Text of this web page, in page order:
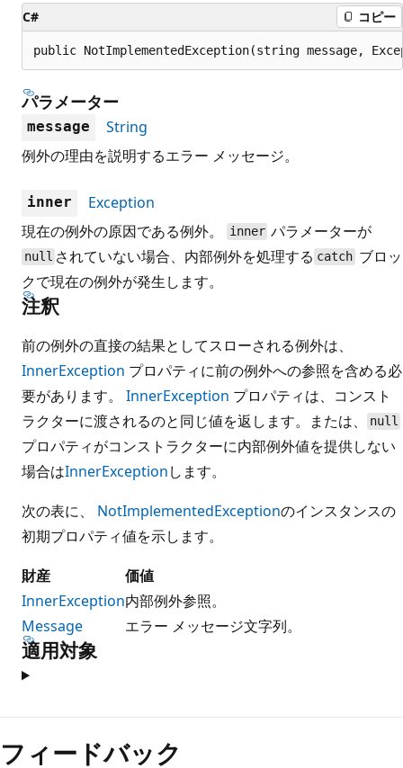
C# コピー
public NotImplementedException(string message,
パラメーター
message
String
例外の理由を説明するエラー メッセージ。
inner
Exception
現在の例外の原因である例外。
inner パラメーターが
null されていない場合、内部例外を処理する catchブロッ
クで現在の例外が発生します。
注釈
前の例外の直接の結果としてスローされる例外は、
InnerException プロパティに前の例外への参照を含める必
要があります。 InnerException プロパティは、コンスト
ラクターに渡されるのと同じ値を返します。または、
null
プロパティがコンストラクターに内部例外値を提供しない
場合はInnerExceptionします。
次の表に、 NotImplementedExceptionのインスタンスの
初期プロパティ値を示します。
財産
価値
InnerException内部例外参照。
Message
エラー メッセージ文字列。
適用対象
フィードバック